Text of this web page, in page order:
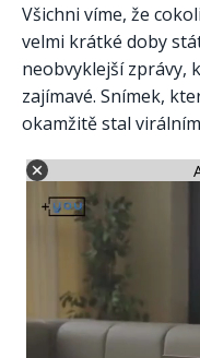
Všichni víme, že
velmi krátké doby
neobvyklejší zprávy,
zajímavé. Snímek,
okamžitě stal